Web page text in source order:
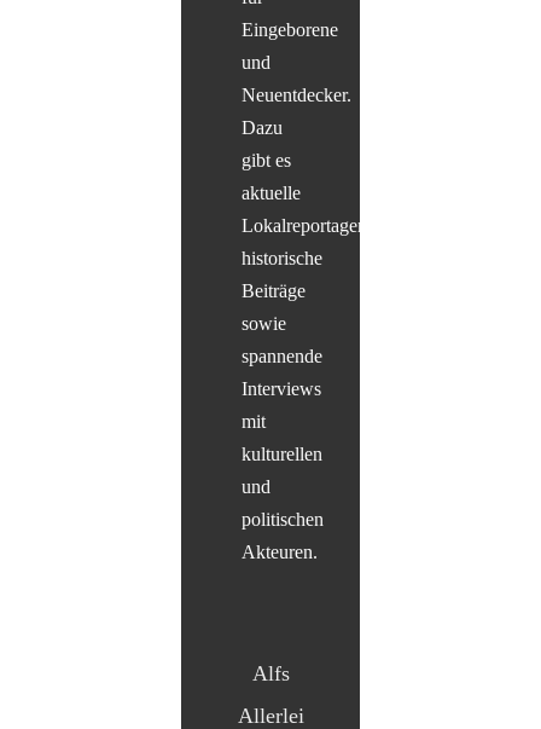
Eingeborene
und
Neuentdecker.
Dazu
gibt es
aktuelle
Lokalreportagen,
historische
Beiträge
sowie
spannende
Interviews
mit
kulturellen
und
politischen
Akteuren.
Alfs
Allerlei